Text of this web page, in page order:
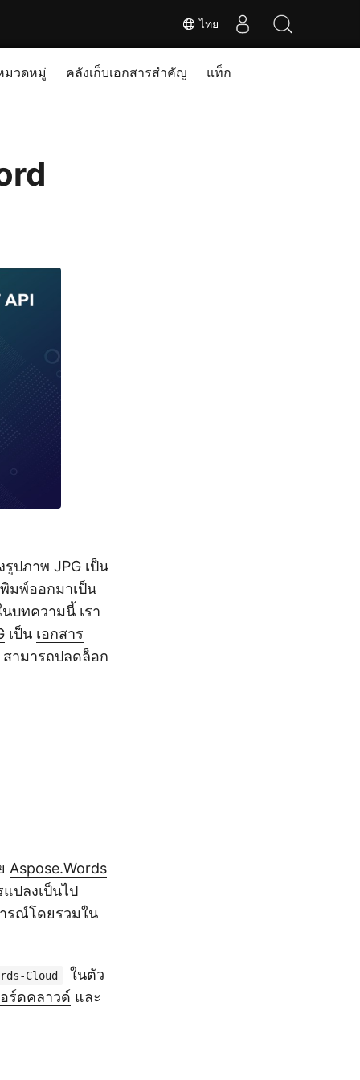
ไทย
มวดหมู่ คลังเก็บเอกสารสำคัญ แท็ก
ปภาพ JPG เป็น
มพ์ออกมาเป็น
บทความนี้ เรา
เป็น เอกสาร
ามารถปลดล็อก
Aspose.Words
ปลงเป็นไป
รณ์โดยรวมใน
Cloud
ในตัว
ร์ดคลาวด์ และ